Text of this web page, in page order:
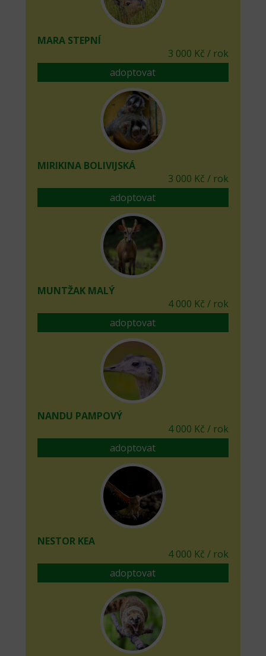
MARA STEPNÍ
3 000 Kč / rok
adoptovat
MIRIKINA BOLIVIJSKÁ
3 000 Kč / rok
adoptovat
MUNTŽAK MALÝ
4 000 Kč / rok
adoptovat
NANDU PAMPOVÝ
4 000 Kč / rok
adoptovat
NESTOR KEA
4 000 Kč / rok
adoptovat